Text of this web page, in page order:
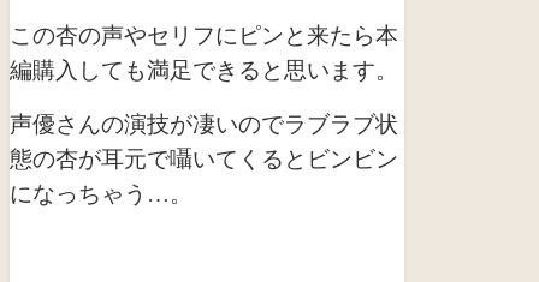
この杏の声やセリフにピンと来たら本
編購入しても満足できると思います。
声優さんの演技が凄いのでラブラブ状
態の杏が耳元で囁いてくるとビンビン
になっちゃう…。